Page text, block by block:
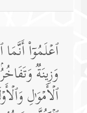
ٱعۡلَمُوۤا۟
وَزِینَةࣱ
ٱلۡأَمۡوَ ٰ⁠لِ